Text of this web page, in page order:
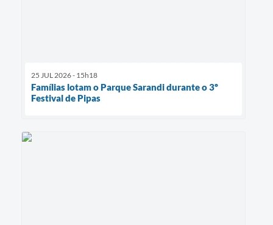
25 JUL 2026 - 15h18
Famílias lotam o Parque Sarandi durante o 3º
Festival de Pipas